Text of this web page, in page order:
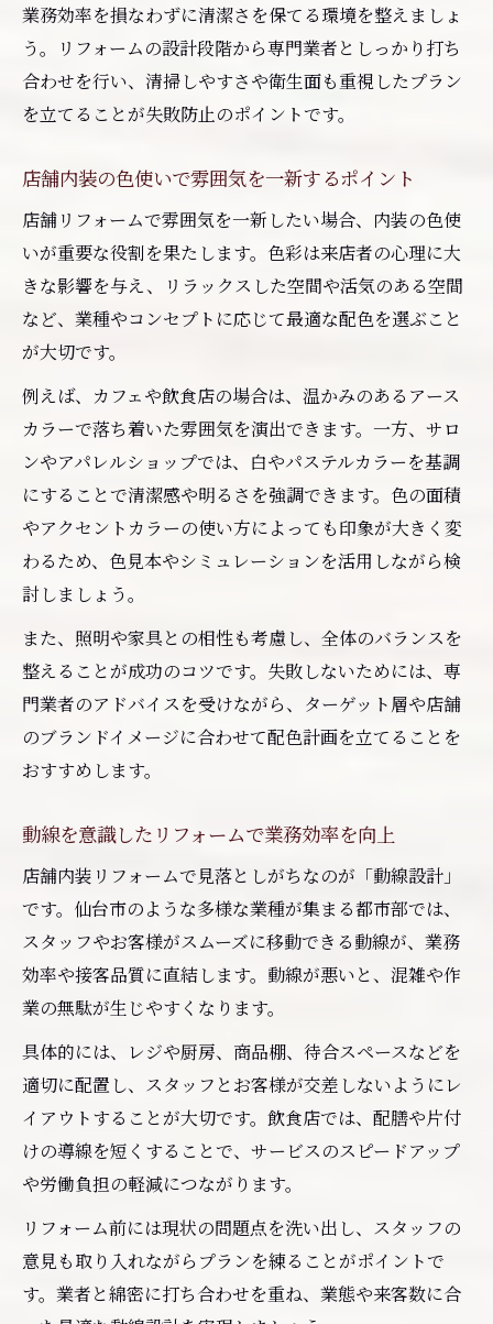
業務効率を損なわずに清潔さを保てる環境を整えましょ
う。リフォームの設計段階から専門業者としっかり打ち
合わせを行い、清掃しやすさや衛生面も重視したプラン
を立てることが失敗防止のポイントです。
店舗内装の色使いで雰囲気を一新するポイント
店舗リフォームで雰囲気を一新したい場合、内装の色使
いが重要な役割を果たします。色彩は来店者の心理に大
きな影響を与え、リラックスした空間や活気のある空間
など、業種やコンセプトに応じて最適な配色を選ぶこと
が大切です。
例えば、カフェや飲食店の場合は、温かみのあるアース
カラーで落ち着いた雰囲気を演出できます。一方、サロ
ンやアパレルショップでは、白やパステルカラーを基調
にすることで清潔感や明るさを強調できます。色の面積
やアクセントカラーの使い方によっても印象が大きく変
わるため、色見本やシミュレーションを活用しながら検
討しましょう。
また、照明や家具との相性も考慮し、全体のバランスを
整えることが成功のコツです。失敗しないためには、専
門業者のアドバイスを受けながら、ターゲット層や店舗
のブランドイメージに合わせて配色計画を立てることを
おすすめします。
動線を意識したリフォームで業務効率を向上
店舗内装リフォームで見落としがちなのが「動線設計」
です。仙台市のような多様な業種が集まる都市部では、
スタッフやお客様がスムーズに移動できる動線が、業務
効率や接客品質に直結します。動線が悪いと、混雑や作
業の無駄が生じやすくなります。
具体的には、レジや厨房、商品棚、待合スペースなどを
適切に配置し、スタッフとお客様が交差しないようにレ
イアウトすることが大切です。飲食店では、配膳や片付
けの導線を短くすることで、サービスのスピードアップ
や労働負担の軽減につながります。
リフォーム前には現状の問題点を洗い出し、スタッフの
意見も取り入れながらプランを練ることがポイントで
す。業者と綿密に打ち合わせを重ね、業態や来客数に合